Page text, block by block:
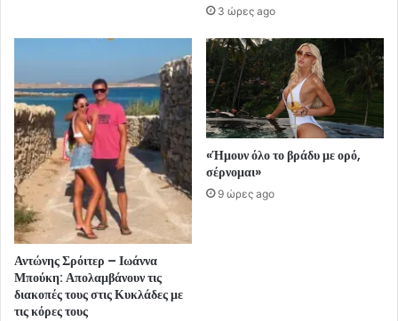
3 ώρες ago
Αντώνης Σρόιτερ – Ιωάννα
Μπούκη: Απολαμβάνουν τις
διακοπές τους στις Κυκλάδες με
τις κόρες τους
«Ήμουν όλο το βράδυ με ορό,
σέρνομαι»
9 ώρες ago